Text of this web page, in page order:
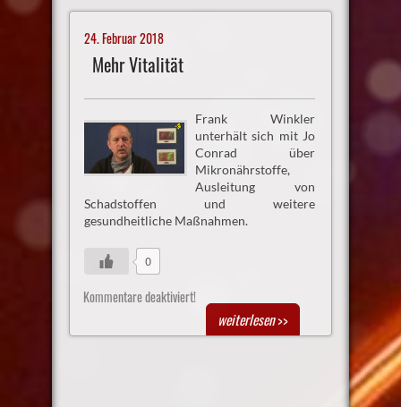
24. Februar 2018
Mehr Vitalität
Frank Winkler
unterhält sich mit Jo
Conrad über
Mikronährstoffe,
Ausleitung von
Schadstoffen und weitere
gesundheitliche Maßnahmen.
0
Kommentare deaktiviert!
weiterlesen>>